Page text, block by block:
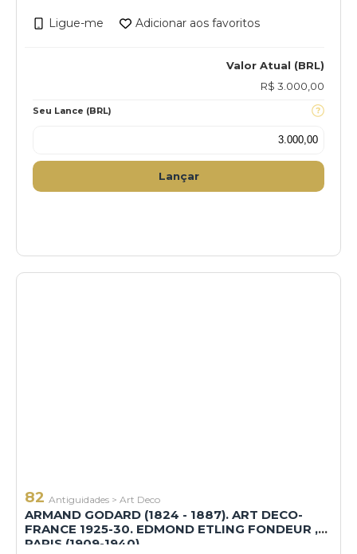
Valor Atual (BRL)
R$ 3.000,00
Seu Lance (BRL)
Lançar
Ligue-me Adicionar aos favoritos
82 Antiguidades > Art Deco
ARMAND GODARD (1824 - 1887). ART DECO-
FRANCE 1925-30. EDMOND ETLING FONDEUR ,
PARIS (1909-1940)